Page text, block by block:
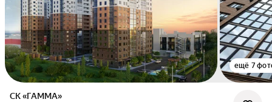
ещё 7
СК «ГАММА»